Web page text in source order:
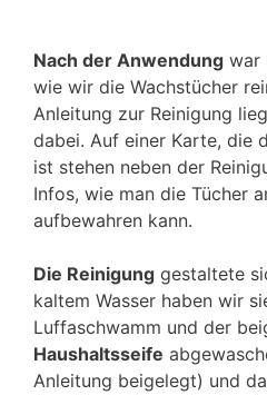
Nach der Anwendung war
wie wir die Wachstücher
Anleitung zur Reinigung
dabei. Auf einer Karte, die
ist stehen neben der
Infos, wie man die Tücher
aufbewahren kann.
Die Reinigung gestaltete
kaltem Wasser haben wir
Luffaschwamm und der
Haushaltsseife
Anleitung beigelegt) und